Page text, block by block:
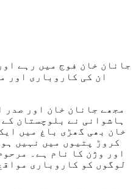
جانان خان فوج میں رہے
مجھے جانان خان اور صدر
ہاشوانی نے بلوچستان
خان بھی گھڑی باغ میں
کروڑ پتیوں میں نہیں
اور وژن کا نام ہے۔
لوگوں کو کاروباری